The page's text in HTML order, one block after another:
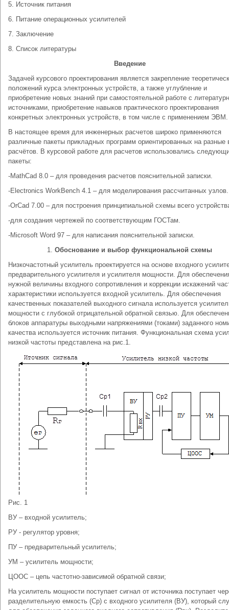
5. Источник питания
6. Питание операционных усилителей
7. Заключение
8. Список литературы
Введение
Задачей курсового проектирования является закрепление
положений курса электронных устройств, а также углубление и
приобретение новых знаний при самостоятельной работе с
источниками, приобретение навыков практического проектирования
конкретных электронных устройств, в том числе с применением ЭВМ.
В настоящее время для инженерных расчетов широко применяются
различные пакеты прикладных программ ориентированных на разные
расчётов. В курсовой работе для расчетов использовались
пакеты:
-MathCad 8.0 – для проведения расчетов пояснительной записки.
-Electronics WorkBench 4.1 – для моделирования рассчитанных узлов.
-OrCad 7.00 – для построения принципиальной схемы всего
-для создания чертежей по соответствующим ГОСТам.
-Microsoft Word 97 – для написания пояснительной записки.
1. Обоснование и выбор функциональной схемы
Низкочастотный усилитель проектируется на основе входного
предварительного усилителя и усилителя мощности. Для
нужной величины входного сопротивления и коррекции искажений
характеристики используется входной усилитель. Для обеспечения
качественных показателей выходного сигнала используется
мощности с глубокой отрицательной обратной связью. Для
блоков аппаратуры выходными напряжениями (токами) заданного
качества используется источник питания. Функциональная схема
низкой частоты представлена на рис.1.
Рис. 1
ВУ – входной усилитель;
РУ - регулятор уровня;
ПУ – предварительный усилитель;
УМ – усилитель мощности;
ЦООС – цепь частотно-зависимой обратной связи;
На усилитель мощности поступает сигнал от источника поступает
разделительную емкость (Cр) с входного усилителя (ВУ), который